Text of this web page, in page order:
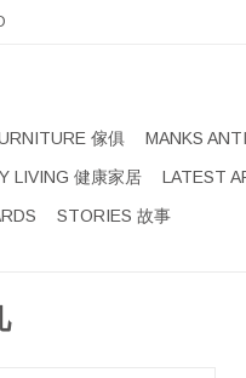
傢俱 MANKS
LIVING 健康家居
LATEST
STORIES 故事